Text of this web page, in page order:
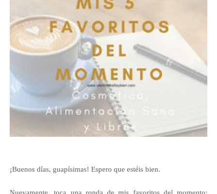
¡Buenos días, guapísimas! Espero que estéis bien.